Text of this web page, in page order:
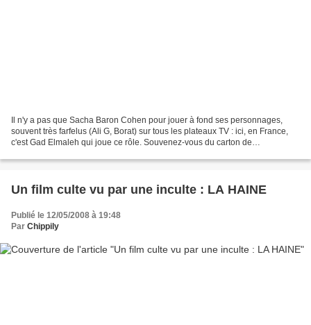
Il n'y a pas que Sacha Baron Cohen pour jouer à fond ses personnages,
souvent très farfelus (Ali G, Borat) sur tous les plateaux TV : ici, en France,
c'est Gad Elmaleh qui joue ce rôle. Souvenez-vous du carton de
Un film culte vu par une inculte : LA HAINE
Publié le 12/05/2008 à 19:48
Par Chippily